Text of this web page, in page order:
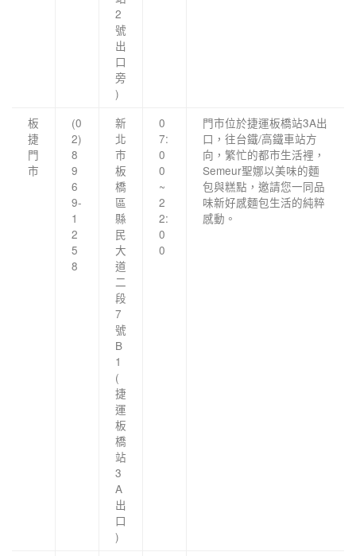
2
號
出
口
旁
)
板
捷
門
市
(0
2)
8
9
6
9-
1
2
5
8
新
北
巿
板
橋
區
縣
民
大
道
二
段
7
號
B
1
(
捷
運
板
橋
站
3
A
出
口
)
0
7:
0
0
~
2
2:
0
0
門市位於捷運板橋站3A出
口，往台鐵/高鐵車站方
向，繁忙的都市生活裡，
Semeur聖娜以美味的麵
包與糕點，邀請您一同品
味新好感麵包生活的純粹
感動。